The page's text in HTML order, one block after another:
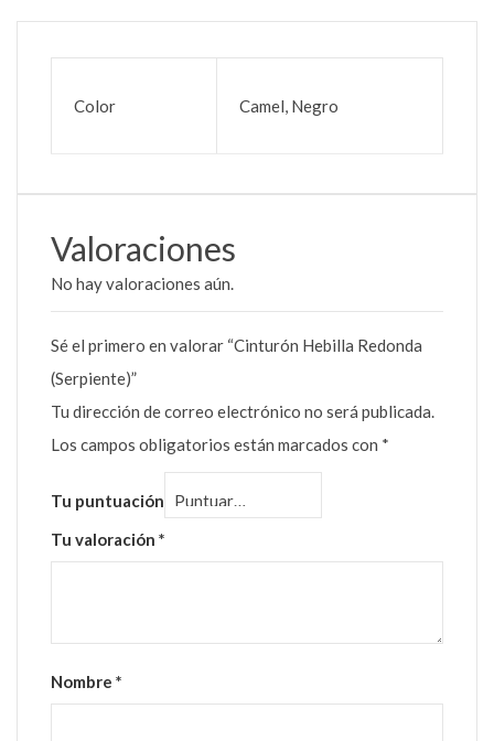
Color Camel, Negro
Valoraciones
No hay valoraciones aún.
Sé el primero en valorar “Cinturón Hebilla Redonda
(Serpiente)”
Tu dirección de correo electrónico no será publicada.
Los campos obligatorios están marcados con *
Tu puntuación
Tu valoración *
Nombre *